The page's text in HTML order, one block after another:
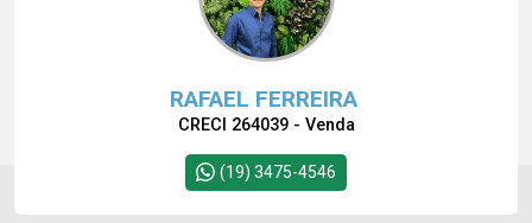
RAFAEL FERREIRA
CRECI 264039 - Venda
(19) 3475-4546